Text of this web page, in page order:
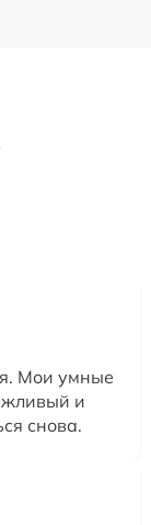
Мои умные
и
снова.